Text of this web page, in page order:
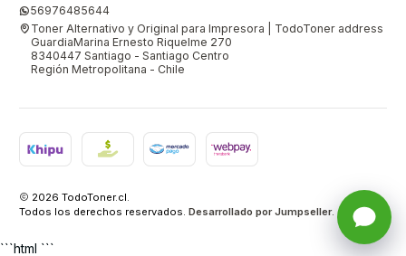
56976485644
Toner Alternativo y Original para Impresora | TodoToner address
GuardiaMarina Ernesto Riquelme 270
8340447 Santiago - Santiago Centro
Región Metropolitana - Chile
2026 TodoToner.cl.
Todos los derechos reservados. Desarrollado por Jumpseller.
```html ```